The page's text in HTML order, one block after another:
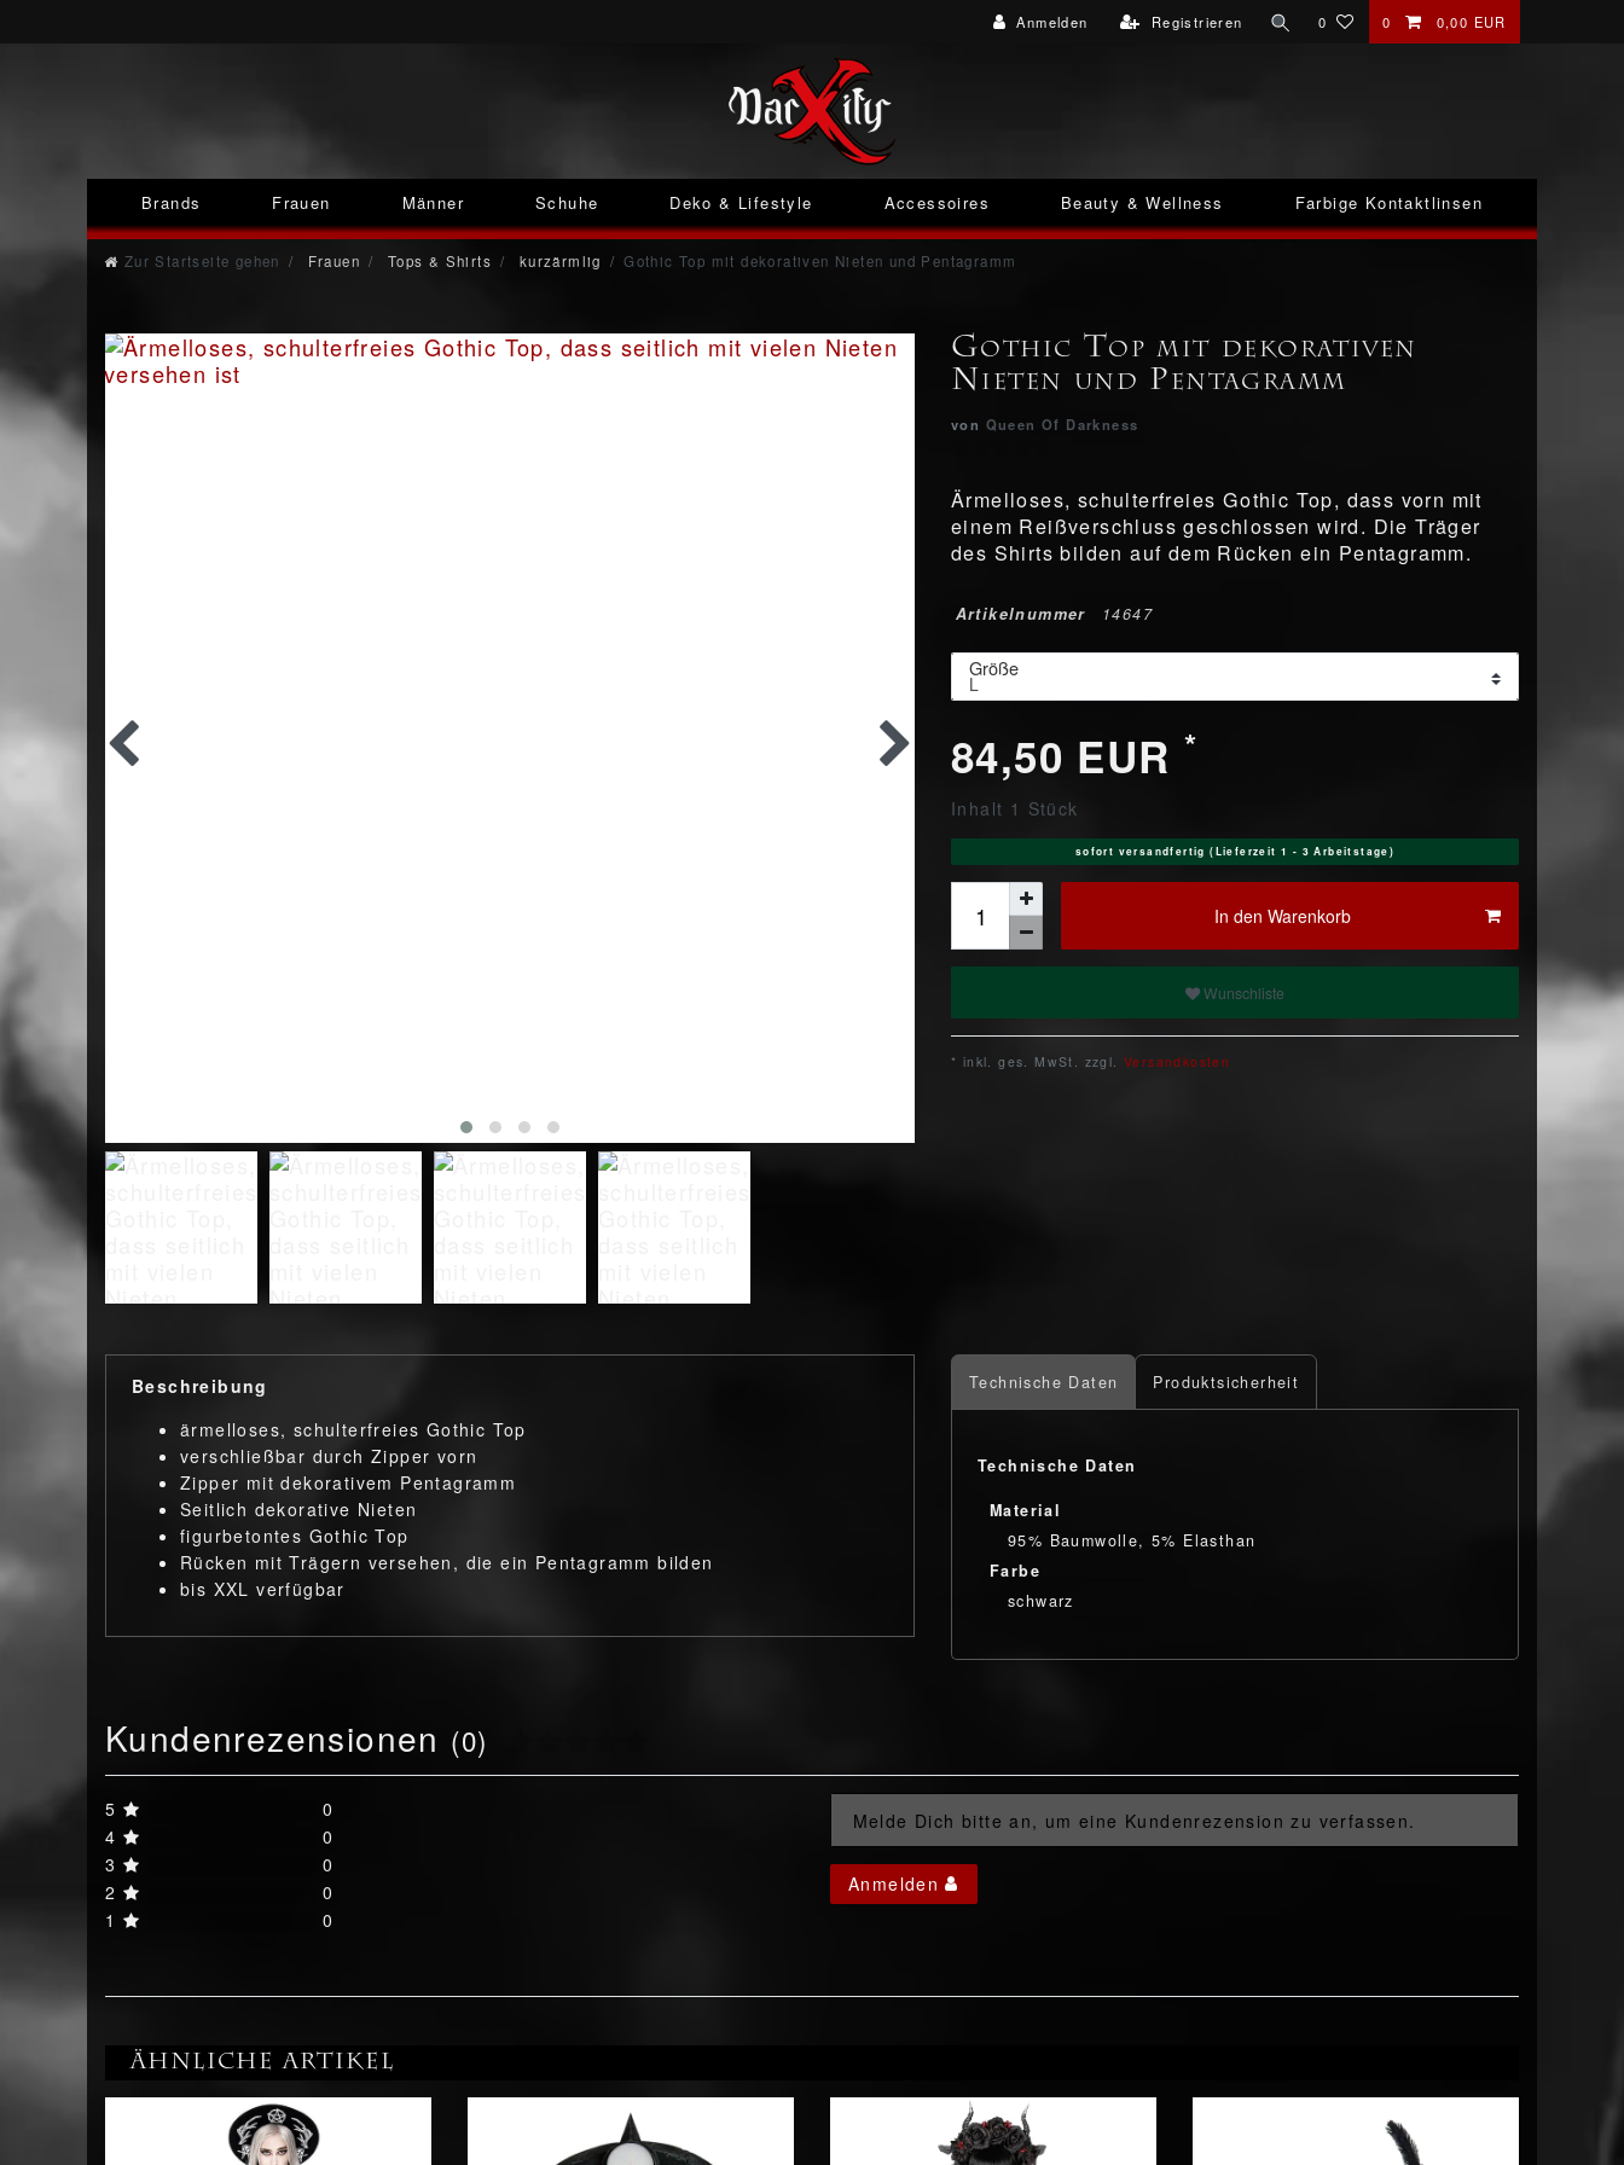
Anmelden Registrieren 0 0 0,00 EUR
Brands Frauen Männer Schuhe Deko & Lifestyle Accessoires Beauty & Wellness Farbige Kontaktlinsen
Zur Startseite gehen Frauen Tops & Shirts kurzärmlig Gothic Top mit dekorativen Nieten und Pentagramm
Gothic Top mit dekorativen
Nieten und Pentagramm
von Queen Of Darkness
Ärmelloses, schulterfreies Gothic Top, dass vorn mit
einem Reißverschluss geschlossen wird. Die Träger
des Shirts bilden auf dem Rücken ein Pentagramm.
Artikelnummer 14647
Größe
84,50 EUR *
Inhalt 1 Stück
sofort versandfertig (Lieferzeit 1 - 3 Arbeitstage)
In den Warenkorb
Wunschliste
* inkl. ges. MwSt. zzgl. Versandkosten
Beschreibung
ärmelloses, schulterfreies Gothic Top
verschließbar durch Zipper vorn
Zipper mit dekorativem Pentagramm
Seitlich dekorative Nieten
figurbetontes Gothic Top
Rücken mit Trägern versehen, die ein Pentagramm bilden
bis XXL verfügbar
Technische Daten Produktsicherheit
Technische Daten
Material
95% Baumwolle, 5% Elasthan
Farbe
schwarz
Kundenrezensionen (0)
5
0
4
0
3
0
2
0
1
0
Melde Dich bitte an, um eine Kundenrezension zu verfassen.
Anmelden
Ähnliche Artikel